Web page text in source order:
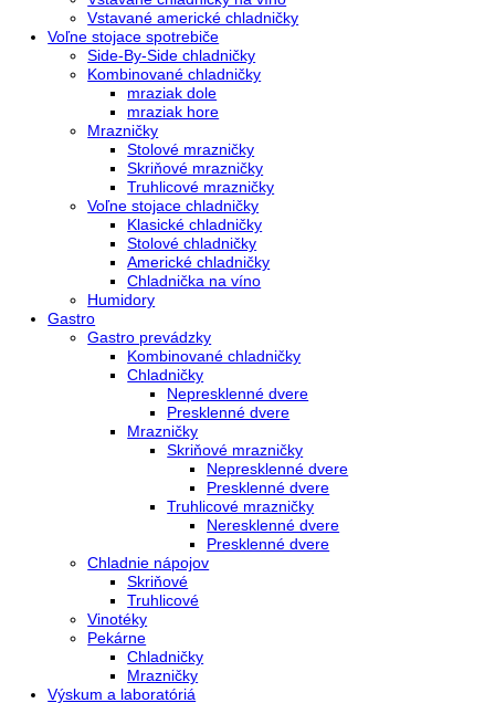
Vstavané spotrebiče
Vstavané kombinované chladničky
Vstavané chladničky
Vstavané mrazničky
Vstavané chladničky na víno
Vstavané americké chladničky
Voľne stojace spotrebiče
Side-By-Side chladničky
Kombinované chladničky
mraziak dole
mraziak hore
Mrazničky
Stolové mrazničky
Skriňové mrazničky
Truhlicové mrazničky
Klasické chladničky
Stolové chladničky
Americké chladničky
Chladnička na víno
Humidory
Gastro prevádzky
Kombinované chladničky
Chladničky
Nepresklenné dvere
Presklenné dvere
Mrazničky
Skriňové mrazničky
Truhlicové mrazničky